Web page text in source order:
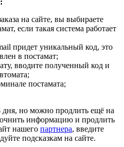
на сайте, вы выбираете
если такая система работает
придет уникальный код, это
в постамат;
вводите полученный код и
постамата;
дня, но можно продлить ещё на
информацию и продлить
нашего партнера, введите
подсказкам на сайте.